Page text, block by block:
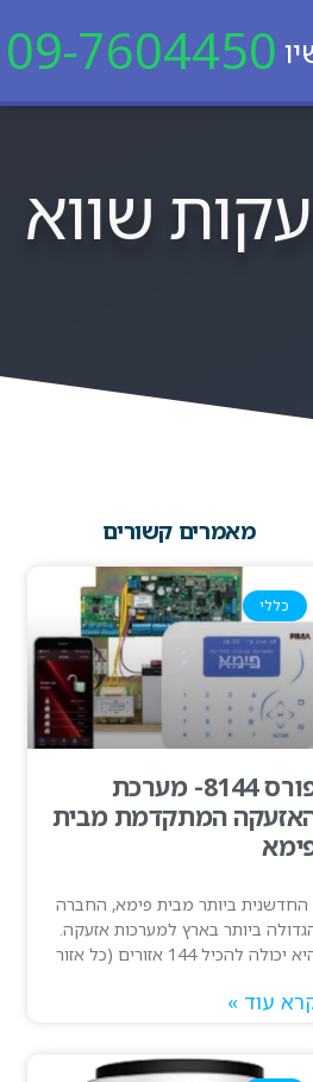
09-7604450
שווא
מאמרים קשורים
כללי
פורס 8144- מערכת
המתקדמת מבית
החדשנית ביותר מבית פימא, החברה
ביותר בארץ למערכות אזעקה.
יכולה להכיל 144 אזורים (כל אזור
עוד »